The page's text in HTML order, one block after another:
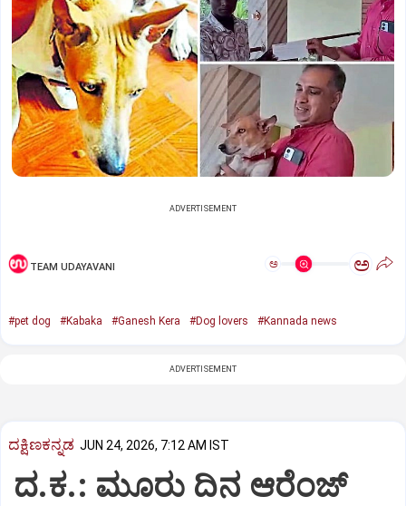
ADVERTISEMENT
TEAM UDAYAVANI ಅ ಅ
#pet dog #Kabaka #Ganesh Kera #Dog lovers #Kannada news
ADVERTISEMENT
ದಕ್ಷಿಣಕನ್ನಡ JUN 24, 2026, 7:12 AM IST
ದ.ಕ.: ಮೂರು ದಿನ ಆರೆಂಜ್‌